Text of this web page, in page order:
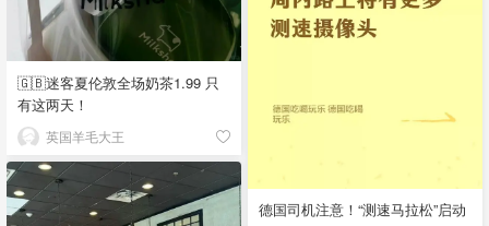
🇬🇧迷客夏伦敦全场奶茶1.99 只
有这两天！
英国羊毛大王
德国司机注意！“测速马拉松”启动